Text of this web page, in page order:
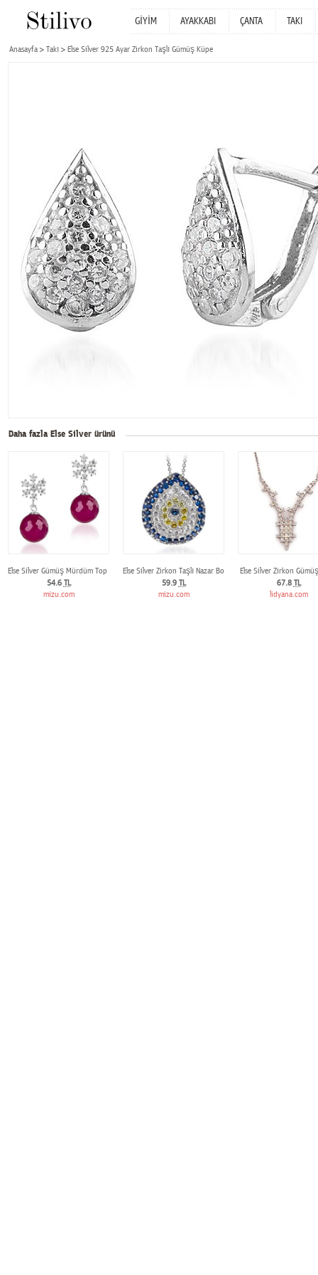
GİYİM AYAKKABI ÇANTA TAKI
Anasayfa Takı Else Silver 925 Ayar Zirkon Taşlı Gümüş Küpe
Daha fazla Else Silver ürünü
Else Silver Gümüş Mürdüm Top Küpe
54.6 TL
mizu.com
Else Silver Zirkon Taşlı Nazar Boncuklu Gümüş Kolye
59.9 TL
mizu.com
Else Silver Zirkon
67.8 TL
lidyana.com